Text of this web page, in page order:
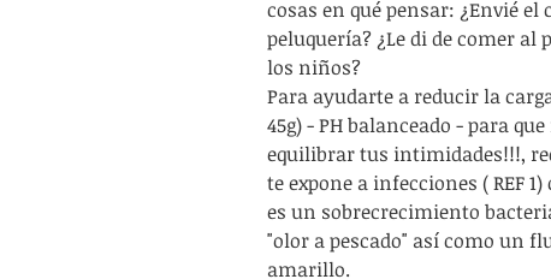
cosas en qué pensar: ¿Envié el
peluquería? ¿Le di de comer al
los niños?
Para ayudarte a reducir la
45g) - PH balanceado - para
equilibrar tus intimidades!!!,
te expone a infecciones ( REF
es un sobrecrecimiento
"olor a pescado" así como un
amarillo.